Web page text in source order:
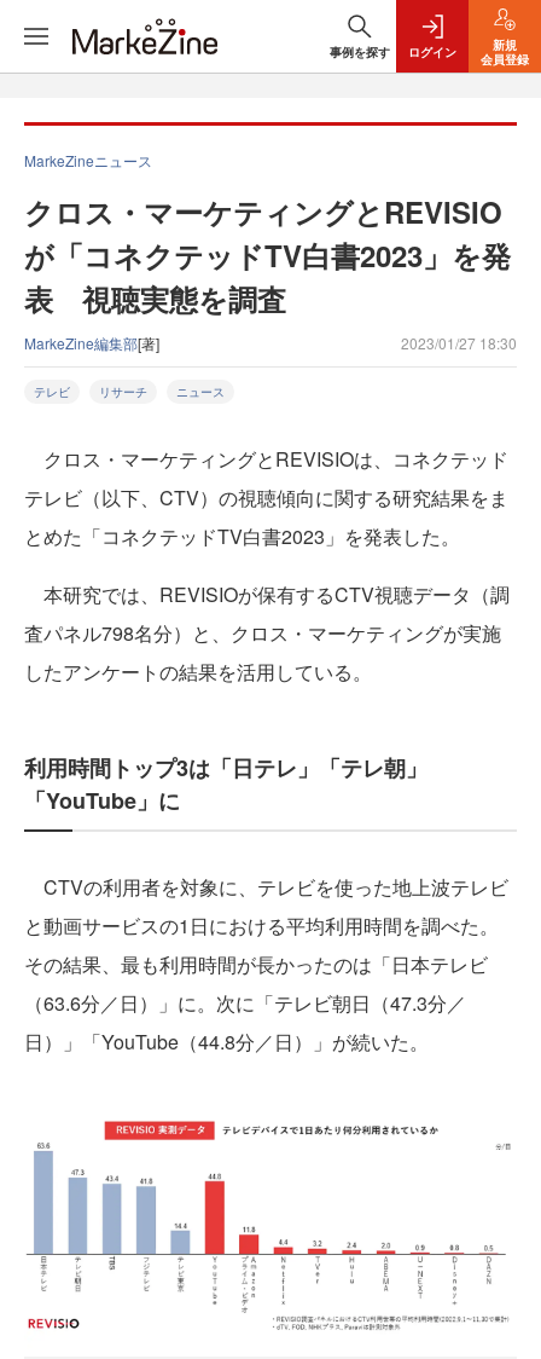
事例を探す ログイン
新規
会員登録
MarkeZineニュース
クロス・マーケティングとREVISIO
が「コネクテッドTV白書2023」を発
表 視聴実態を調査
MarkeZine編集部[著] 2023/01/27 18:30
テレビ リサーチ ニュース
クロス・マーケティングとREVISIOは、コネクテッド
テレビ（以下、CTV）の視聴傾向に関する研究結果をま
とめた「コネクテッドTV白書2023」を発表した。
本研究では、REVISIOが保有するCTV視聴データ（調
査パネル798名分）と、クロス・マーケティングが実施
したアンケートの結果を活用している。
利用時間トップ3は「日テレ」「テレ朝」
「YouTube」に
CTVの利用者を対象に、テレビを使った地上波テレビ
と動画サービスの1日における平均利用時間を調べた。
その結果、最も利用時間が長かったのは「日本テレビ
（63.6分／日）」に。次に「テレビ朝日（47.3分／
日）」「YouTube（44.8分／日）」が続いた。